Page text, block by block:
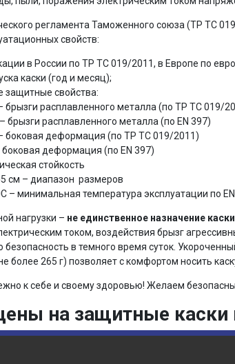
регламента Таможенного союза (ТР ТС
свойств:
в России по ТР ТС 019/2011, в Европе по
каски (год и месяц);
защитные свойства:
брызги расплавленного металла (по ТР ТС 019/
брызги расплавленного металла (по EN 397)
боковая деформация (по ТР ТС 019/2011)
боковая деформация (по EN 397)
стойкость
см – диапазон размеров
– минимальная температура эксплуатации по EN
нагрузки – не единственное назначение каски
током, воздействия брызг
в темного время суток.
более 265 г) позволяет с комфортом носить
к себе и своему здоровью! Желаем
на защитные